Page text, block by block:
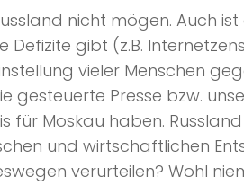
nicht mögen. Auch
Defizite gibt (z.B.
vieler Menschen
gesteuerte Presse bzw.
für Moskau haben.
und wirtschaftlichen
verurteilen? Wohl